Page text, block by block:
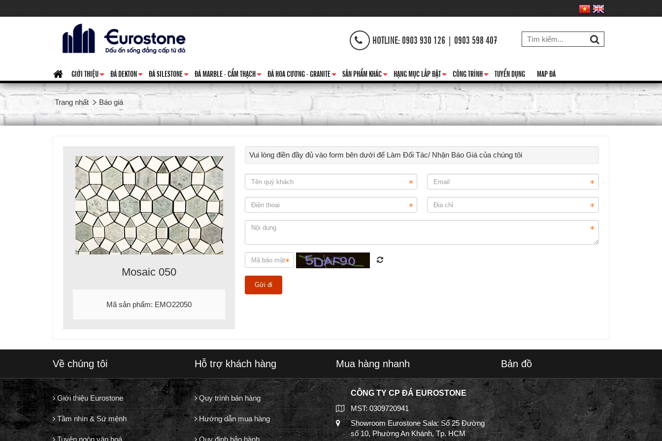
HOTLINE: 0903 930 126 | 0903 598 407
+
GIỚI THIỆU
+
ĐÁ DEKTON
+
ĐÁ SILESTONE
+
ĐÁ MARBLE - CẨM THẠCH
+
ĐÁ HOA CƯƠNG - GRANITE
+
SẢN PHẨM KHÁC
+
HẠNG MỤC LẮP ĐẶT
+
CÔNG TRÌNH TUYỂN DỤNG MAP ĐÁ
Trang nhất Báo giá
Mosaic 050
Mã sản phẩm: EMO22050
Vui lòng điền đầy đủ vào form bên dưới để Làm Đối Tác/ Nhận Báo Giá của chúng tôi
Về chúng tôi
Giới thiệu Eurostone
Tầm nhìn & Sứ mệnh
Tuyên ngôn văn hoá
Hỗ trợ khách hàng
Quy trình bán hàng
Hướng dẫn mua hàng
Quy định bảo hành
Mua hàng nhanh
CÔNG TY CP ĐÁ EUROSTONE
MST: 0309720941
Showroom Eurostone Sala: Số 25 Đường
số 10, Phường An Khánh, Tp. HCM
Bản đồ